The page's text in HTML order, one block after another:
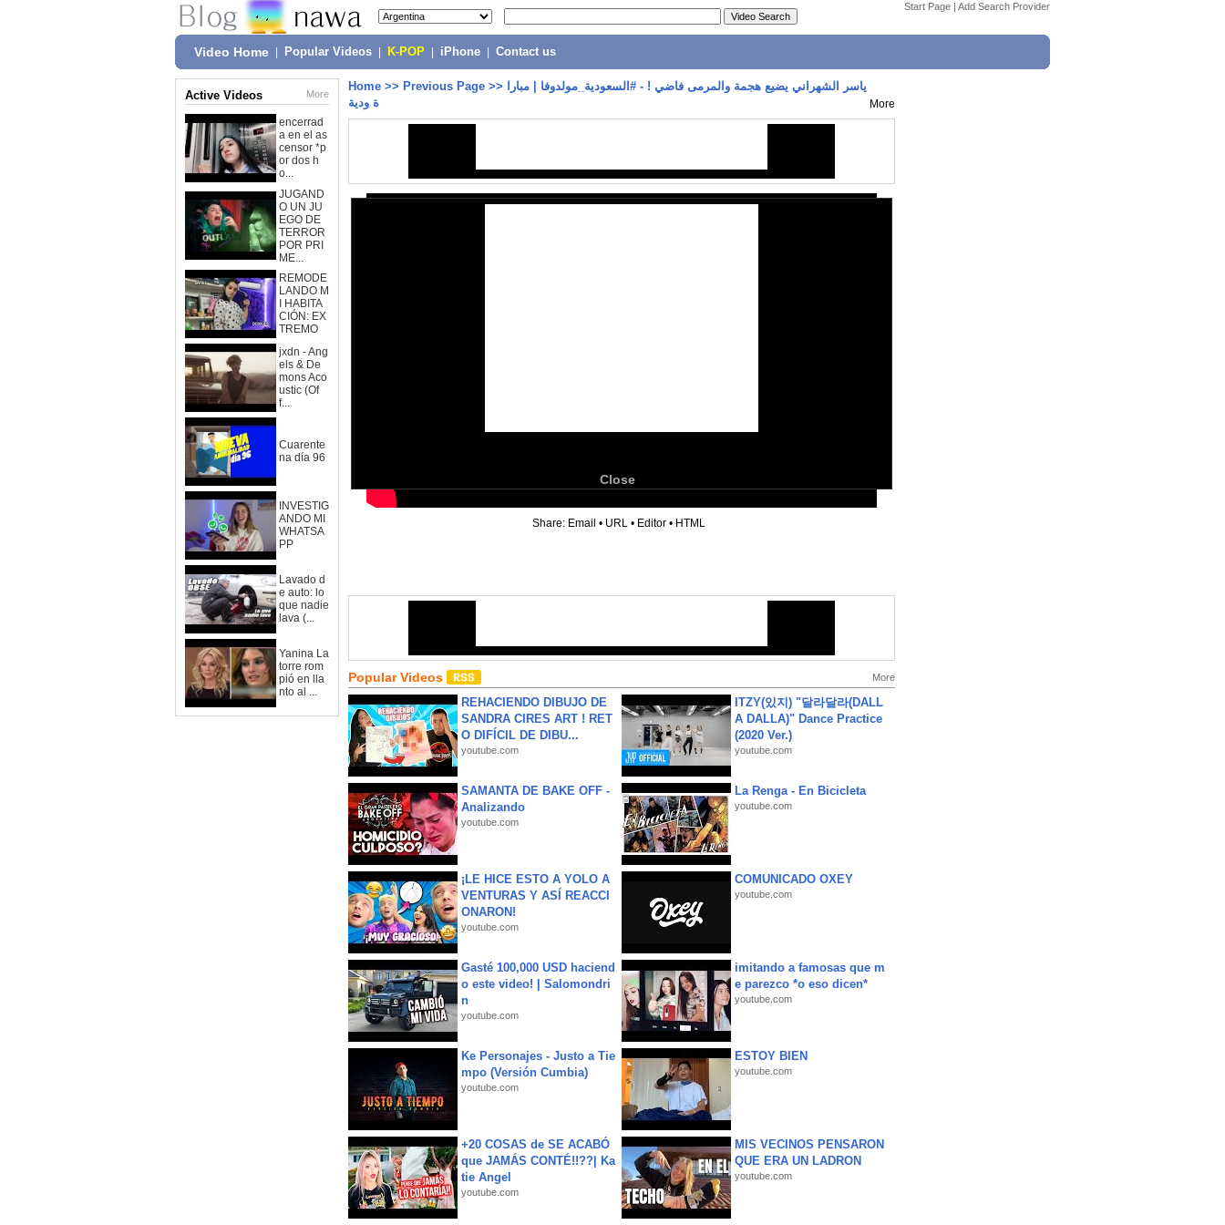
Start Page | Add Search Provider
Video Home Popular Videos K-POP iPhone Contact us
Active Videos More
encerrad
a en el as
censor *p
or dos h
o...
JUGAND
O UN JU
EGO DE
TERROR
POR PRI
ME...
REMODE
LANDO M
I HABITA
CIÓN: EX
TREMO
jxdn - Ang
els & De
mons Aco
ustic (Of
f...
Cuarente
na día 96
INVESTIG
ANDO MI
WHATSA
PP
Lavado d
e auto: lo
que nadie
lava (...
Yanina La
torre rom
pió en lla
nto al ...
Home >> Previous Page >>
ياسر الشهراني يضيع هجمة والمرمى فاضي ! - #السعودية_مولدوفا | مبارا
ة ودية
More
Close
Share: Email • URL • Editor • HTML
Popular Videos More
REHACIENDO DIBUJO DE
SANDRA CIRES ART ! RET
O DIFÍCIL DE DIBU...
youtube.com
ITZY(있지) "달라달라(DALL
A DALLA)" Dance Practice
(2020 Ver.)
youtube.com
SAMANTA DE BAKE OFF -
Analizando
youtube.com
La Renga - En Bicicleta
youtube.com
¡LE HICE ESTO A YOLO A
VENTURAS Y ASÍ REACCI
ONARON!
youtube.com
COMUNICADO OXEY
youtube.com
Gasté 100,000 USD haciend
o este video! | Salomondri
n
youtube.com
imitando a famosas que m
e parezco *o eso dicen*
youtube.com
Ke Personajes - Justo a Tie
mpo (Versión Cumbia)
youtube.com
ESTOY BIEN
youtube.com
+20 COSAS de SE ACABÓ
que JAMÁS CONTÉ!!??| Ka
tie Angel
youtube.com
MIS VECINOS PENSARON
QUE ERA UN LADRON
youtube.com